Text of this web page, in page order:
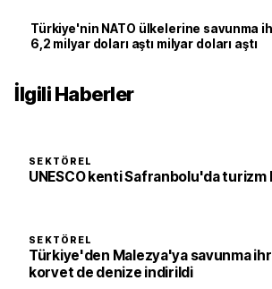
Türkiye'nin NATO ülkelerine savunma
6,2 milyar doları aştı milyar doları aştı
İlgili Haberler
SEKTÖREL
UNESCO kenti Safranbolu'da
SEKTÖREL
Türkiye'den Malezya'ya savunma
korvet de denize indirildi